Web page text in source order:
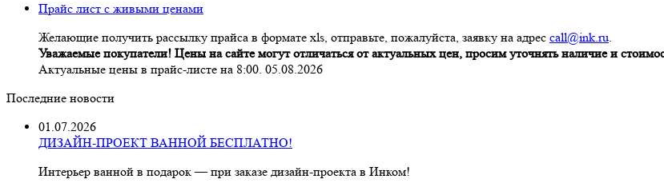
Прайс лист с живыми ценами
Желающие получить рассылку прайса в формате xls, отправьте, пожалуйста, заявку на адрес call@ink.ru.
Уважаемые покупатели! Цены на сайте могут отличаться от актуальных цен, просим уточнять наличие и
Актуальные цены в прайс-листе на 8:00. 05.08.2026
Последние новости
01.07.2026
ДИЗАЙН-ПРОЕКТ ВАННОЙ БЕСПЛАТНО!
Интерьер ванной в подарок — при заказе дизайн‑проекта в Инком!